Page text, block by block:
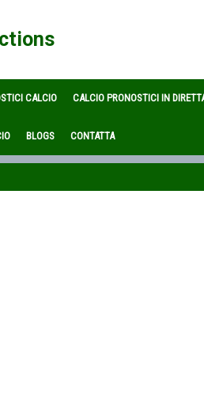
CALCIO CALCIO PRONOSTICI IN
BLOGS CONTATTA